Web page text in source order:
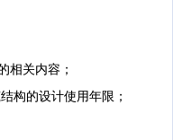
相关内容；
构的设计使用年限；